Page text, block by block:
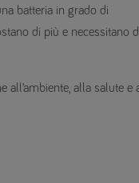
batteria in grado di
di più e necessitano
all’ambiente, alla salute e